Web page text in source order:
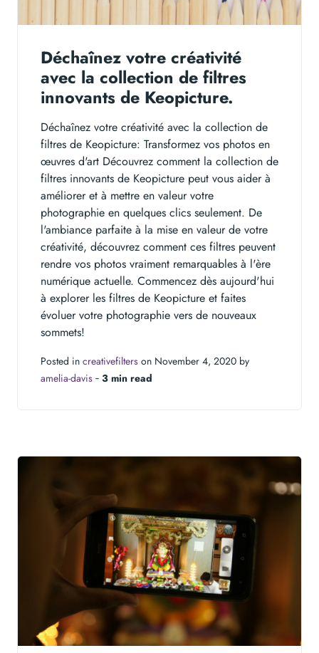
Déchaînez votre créativité
avec la collection de filtres
innovants de Keopicture.
Déchaînez votre créativité avec la collection de
filtres de Keopicture: Transformez vos photos en
œuvres d'art Découvrez comment la collection de
filtres innovants de Keopicture peut vous aider à
améliorer et à mettre en valeur votre
photographie en quelques clics seulement. De
l'ambiance parfaite à la mise en valeur de votre
créativité, découvrez comment ces filtres peuvent
rendre vos photos vraiment remarquables à l'ère
numérique actuelle. Commencez dès aujourd'hui
à explorer les filtres de Keopicture et faites
évoluer votre photographie vers de nouveaux
sommets!
Posted in creativefilters on November 4, 2020 by
amelia-davis ‐ 3 min read